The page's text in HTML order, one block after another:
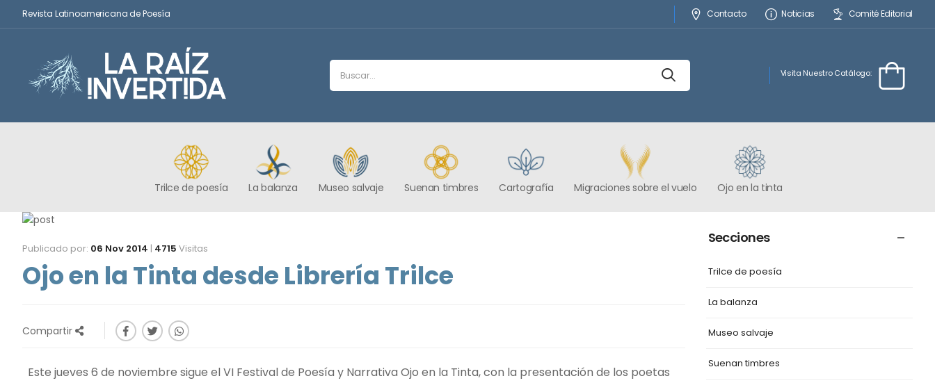
Revista Latinoamericana de Poesía Contacto Noticias Comité Editorial
Visita Nuestro Catálogo:
Trilce de poesía La balanza Museo salvaje Suenan timbres Cartografía Migraciones sobre el vuelo Ojo en la tinta
Publicado por: 06 Nov 2014 | 4715 Visitas
Ojo en la Tinta desde Librería Trilce
Compartir
Este jueves 6 de noviembre sigue el VI Festival de Poesía y Narrativa Ojo en la Tinta, con la presentación de los poetas
Secciones
Trilce de poesía
La balanza
Museo salvaje
Suenan timbres